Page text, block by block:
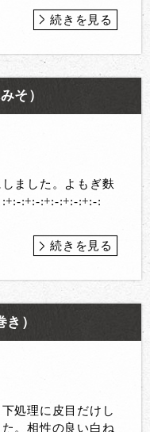
続きを見る
そ）
ました。よもぎ麩
:+:-:+:-:+:-:+:-:
続きを見る
）
処理に皮目だけし
。相性の良い白ね